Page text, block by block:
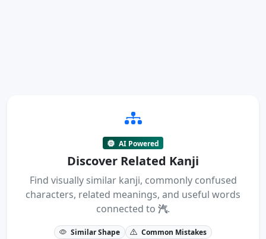
AI Powered
Discover Related Kanji
Find visually similar kanji, commonly confused
characters, related meanings, and useful words
connected to 汽.
Similar Shape
Common Mistakes